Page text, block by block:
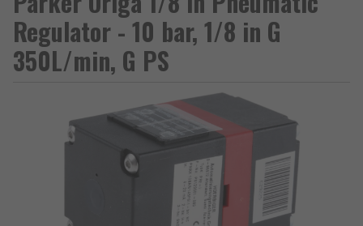
Regulator - 10 bar, 1/8 in G
350L/min, G PS